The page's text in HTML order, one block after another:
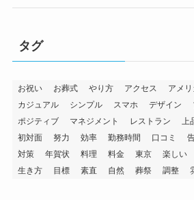
タグ
お祝い お葬式 やり方 アクセス アメリ
カジュアル
シンプル スマホ デザイン
ポジティブ
マネジメント レストラン 上
初対面
努力 効率 勤務時間 口コミ
対策
年賀状 料理 料金 東京 楽しい
生き方
目標 素直 自然 葬祭 調整